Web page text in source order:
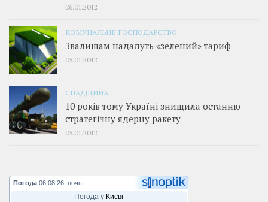
06.01.2012
КОМУНАЛЬНЕ ГОСПОДАРСТВО
Звалищам нададуть «зелений» тариф
05.01.2012
СПАДЩИНА
10 років тому Україні знищила останню
стратегічну ядерну ракету
05.01.2012
Погода 06.08.26, ночь
Погода у Києві